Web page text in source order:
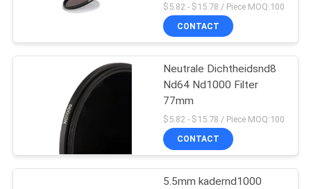
CITAAT
SITEMAP
PRIVACY
POLICY
$5.82 - $15.78 / Piece MOQ:100
CONTACT
Neutrale Dichtheidsnd8
Nd64 Nd1000 Filter
77mm
$5.82 - $15.78 / Piece MOQ:100
CONTACT
5.5mm kadernd1000